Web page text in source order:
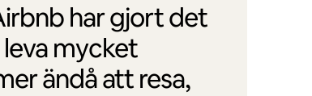
har gjort det
mycket
ändå att resa,